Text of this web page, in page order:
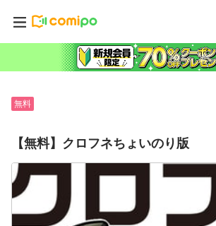
無料
【無料】クロフネちょいのり版